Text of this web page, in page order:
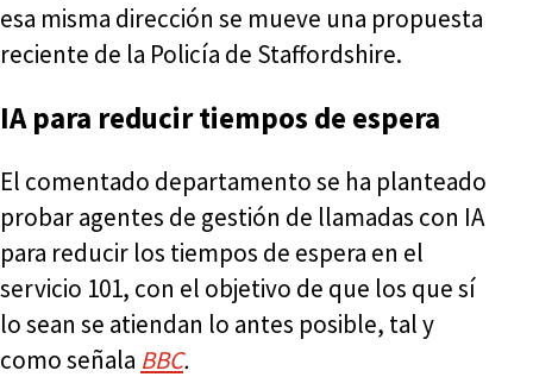
esa misma dirección se mueve una propuesta
reciente de la Policía de Staffordshire.
IA para reducir tiempos de espera
El comentado departamento se ha planteado
probar agentes de gestión de llamadas con IA
para reducir los tiempos de espera en el
servicio 101, con el objetivo de que los que sí
lo sean se atiendan lo antes posible, tal y
como señala BBC.